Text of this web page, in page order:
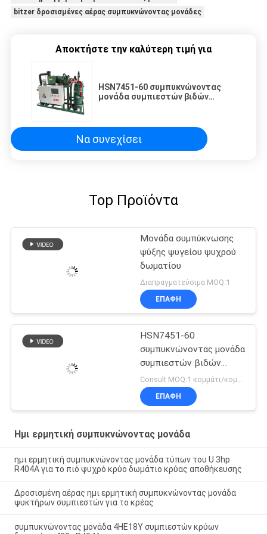
bitzer δροσισμένες αέρας συμπυκνώνοντας μονάδες
Αποκτήστε την καλύτερη τιμή για
HSN7451-60 συμπυκνώνοντας
μονάδα συμπιεστών βιδών
Να συνεχίσει
Top Προϊόντα
Μονάδα συμπύκνωσης
ψύξης ψυγείου ψυχρού
δωματίου
Διαπραγματεύσιμα MOQ:1
ΕΠΑΦΉ
HSN7451-60
συμπυκνώνοντας μονάδα
συμπιεστών βιδών
ψύξης
ΕΠΑΦΉ
Ημι ερμητική συμπυκνώνοντας μονάδα
ημι ερμητική συμπυκνώνοντας μονάδα τύπων του U 3hp
R404A για το πιό ψυχρό κρύο δωμάτιο κρύας αποθήκευσης
Δροσισμένη αέρας ημι ερμητική συμπυκνώνοντας μονάδα
ψυκτήρων συμπιεστών για το κρέας
συμπυκνώνοντας μονάδα 4HE18Y συμπιεστών κρύων